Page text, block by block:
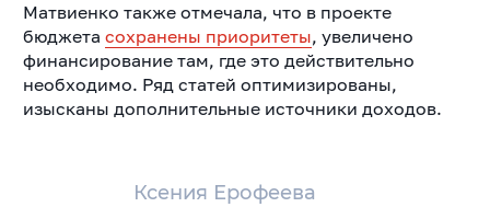
Ксения Ерофеева
Матвиенко также отмечала, что в проекте
бюджета сохранены приоритеты, увеличено
финансирование там, где это действительно
необходимо. Ряд статей оптимизированы,
изысканы дополнительные источники доходов.